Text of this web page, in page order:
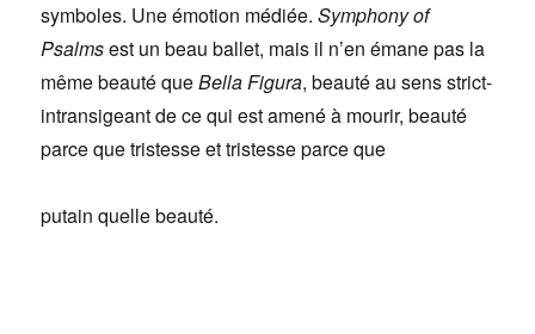
symboles. Une émotion médiée.Symphony of
Psalmsest un beau ballet, mais il n’en émane pas la
même beauté queBella Figura, beauté au sens strict-
intransigeant de ce qui est amené à mourir, beauté
parce que tristesse et tristesse parce que
putain quelle beauté.